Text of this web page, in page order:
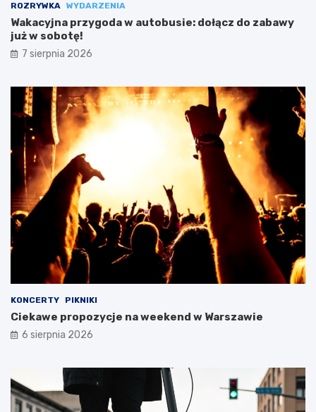
ROZRYWKA WYDARZENIA
Wakacyjna przygoda w autobusie: dołącz do zabawy
już w sobotę!
7 sierpnia 2026
KONCERTY PIKNIKI
Ciekawe propozycje na weekend w Warszawie
6 sierpnia 2026